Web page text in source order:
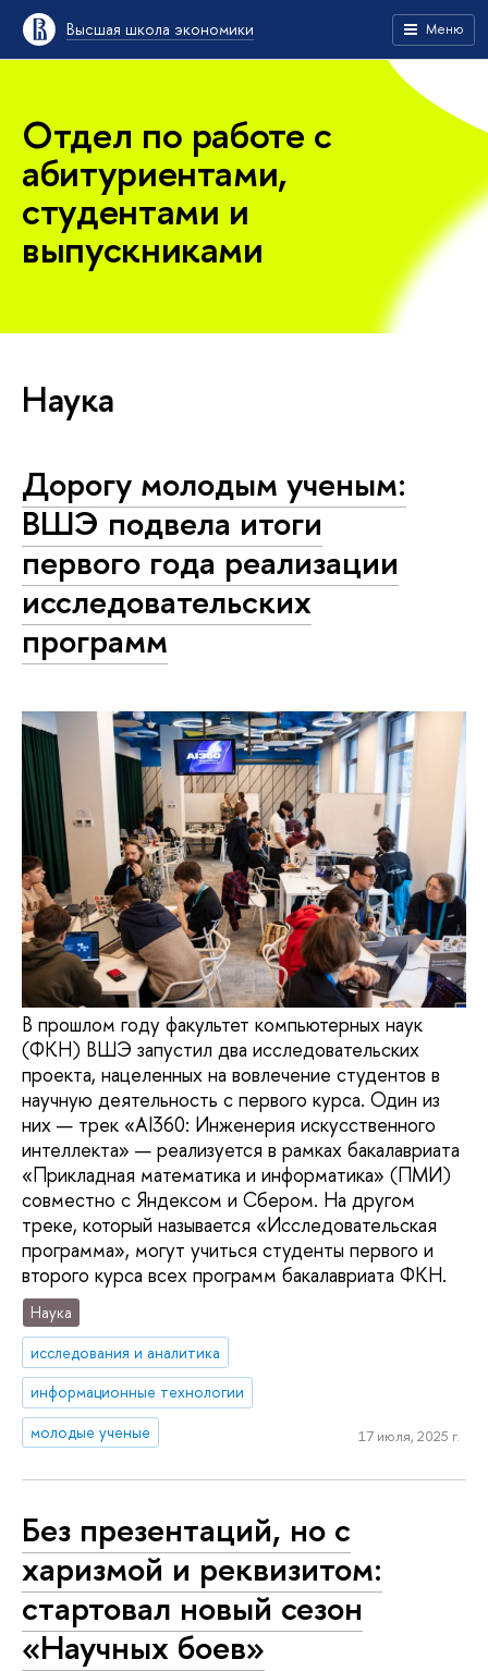
Высшая школа экономики Меню
Отдел по работе с
абитуриентами,
студентами и
выпускниками
Наука
Дорогу молодым ученым:
ВШЭ подвела итоги
первого года реализации
исследовательских
программ
В прошлом году факультет компьютерных наук
(ФКН) ВШЭ запустил два исследовательских
проекта, нацеленных на вовлечение студентов в
научную деятельность с первого курса. Один из
них — трек «AI360: Инженерия искусственного
интеллекта» — реализуется в рамках бакалавриата
«Прикладная математика и информатика» (ПМИ)
совместно с Яндексом и Сбером. На другом
треке, который называется «Исследовательская
программа», могут учиться студенты первого и
второго курса всех программ бакалавриата ФКН.
Наука
исследования и аналитика
информационные технологии
молодые ученые
17 июля, 2025 г.
Без презентаций, но с
харизмой и реквизитом:
стартовал новый сезон
«Научных боев»